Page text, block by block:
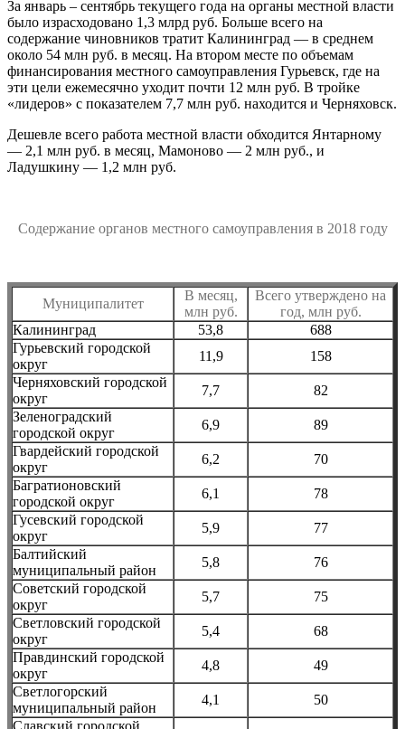
За январь – сентябрь текущего года на органы местной власти
было израсходовано 1,3 млрд руб. Больше всего на
содержание чиновников тратит Калининград — в среднем
около 54 млн руб. в месяц. На втором месте по объемам
финансирования местного самоуправления Гурьевск, где на
эти цели ежемесячно уходит почти 12 млн руб. В тройке
«лидеров» с показателем 7,7 млн руб. находится и Черняховск.
Дешевле всего работа местной власти обходится Янтарному
— 2,1 млн руб. в месяц, Мамоново — 2 млн руб., и
Ладушкину — 1,2 млн руб.
Содержание органов местного самоуправления в 2018 году
Муниципалитет
В месяц,
млн руб.
Всего утверждено на
год, млн руб.
Калининград
53,8
688
Гурьевский городской
округ
11,9
158
Черняховский городской
округ
7,7
82
Зеленоградский
городской округ
6,9
89
Гвардейский городской
округ
6,2
70
Багратионовский
городской округ
6,1
78
Гусевский городской
округ
5,9
77
Балтийский
муниципальный район
5,8
76
Советский городской
округ
5,7
75
Светловский городской
округ
5,4
68
Правдинский городской
округ
4,8
49
Светлогорский
муниципальный район
4,1
50
Славский городской